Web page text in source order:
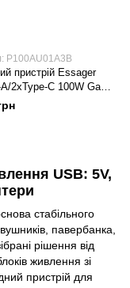
P100AU01A3B
пристрій Essager
2xType-C 100W GaN
USB: 5V,
стабільного
павербанка,
рішення від
живлення зі
пристрій для